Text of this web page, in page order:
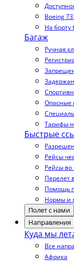
Boeing
На борту
Багаж
Ручная
Опасные
Тарифы
Быстрые
Рейсы
Рейсы
Перелет
Помощь
Нормы и
Полет с нами
Направления
Куда мы
Все
Африка